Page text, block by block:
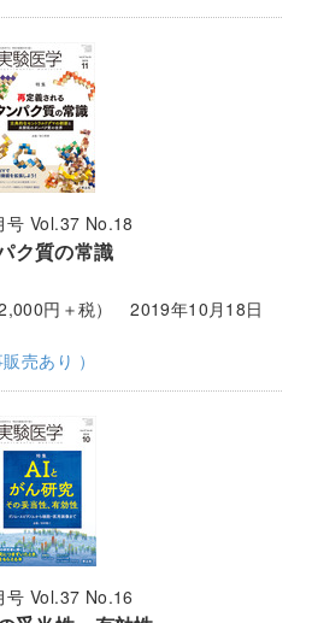
号 Vol.37 No.18
ク質の常識
円＋税） 2019年10月18日
売あり ）
号 Vol.37 No.16